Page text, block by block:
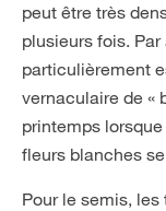
peut être très
plusieurs fois.
particulièrement
vernaculaire de «
printemps
fleurs blanches
Pour le semis,